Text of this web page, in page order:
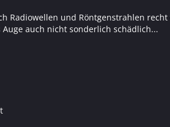
Radiowellen und Röntgenstrahlen
auch nicht sonderlich schädlich...